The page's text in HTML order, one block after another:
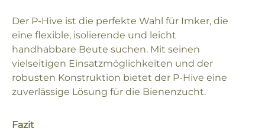
Der P-Hive ist die perfekte Wahl für Imker, die
eine flexible, isolierende und leicht
handhabbare Beute suchen. Mit seinen
vielseitigen Einsatzmöglichkeiten und der
robusten Konstruktion bietet der P-Hive eine
zuverlässige Lösung für die Bienenzucht.
Fazit